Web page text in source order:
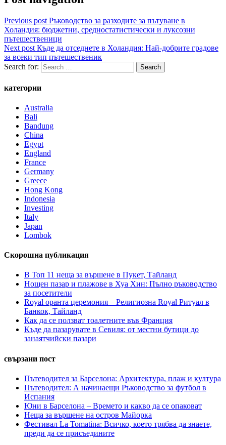
Previous post Ръководство за разходите за пътуване в
Холандия: бюджетни, средностатистически и луксозни
пътешественици
Next post Къде да отседнете в Холандия: Най-добрите градове
за всеки тип пътешественик
Search for:
категории
Australia
Bali
Bandung
China
Egypt
England
France
Germany
Greece
Hong Kong
Indonesia
Investing
Italy
Japan
Lombok
Скорошна публикация
В Топ 11 неща за вършене в Пукет, Тайланд
Нощен пазар и плажове в Хуа Хин: Пълно ръководство
за посетители
Royal оранта церемония – Религиозна Royal Ритуал в
Банкок, Тайланд
Как да се ползват тоалетните във Франция
Къде да пазарувате в Севиля: от местни бутици до
занаятчийски пазари
свързани пост
Пътеводител за Барселона: Архитектура, плаж и култура
Пътеводител: А начинаещи Ръководство за футбол в
Испания
Юни в Барселона – Времето и какво да се опаковат
Неща за вършене на остров Майорка
Фестивал La Tomatina: Всичко, което трябва да знаете,
преди да се присъедините